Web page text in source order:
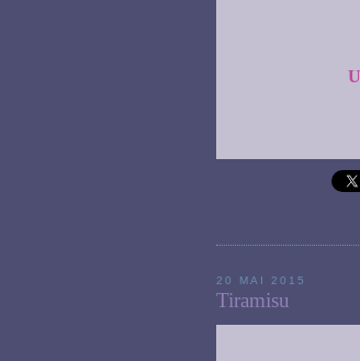
20 MAI 2015
Tiramisu